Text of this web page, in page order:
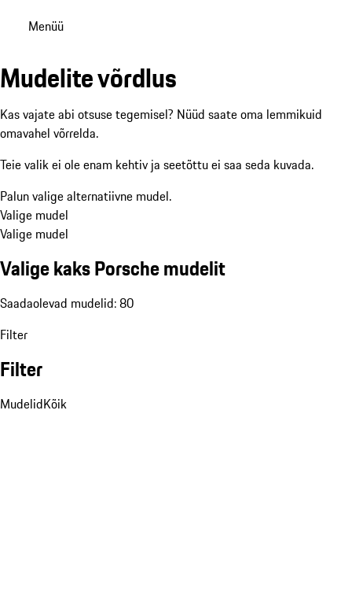
Menüü
Mudelite võrdlus
Kas vajate abi otsuse tegemisel? Nüüd saate oma lemmikuid
omavahel võrrelda.
Teie valik ei ole enam kehtiv ja seetõttu ei saa seda kuvada.
Palun valige alternatiivne mudel.
Valige mudel
Valige mudel
Valige kaks Porsche mudelit
Saadaolevad mudelid: 80
Filter
Filter
MudelidKõik